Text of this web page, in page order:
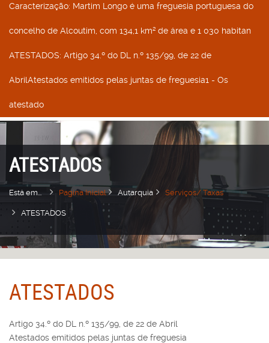
Caracterização: Martim Longo é uma freguesia portuguesa do
concelho de Alcoutim, com 134,1 km² de área e 1 030 habitan
ATESTADOS: Artigo 34.º do DL n.º 135/99, de 22 de
AbrilAtestados emitidos pelas juntas de freguesia1 - Os
atestado
ATESTADOS
Está em... Pagina Inicial Autarquia Serviços/ Taxas
ATESTADOS
ATESTADOS
Artigo 34.º do DL n.º 135/99, de 22 de Abril
Atestados emitidos pelas juntas de freguesia